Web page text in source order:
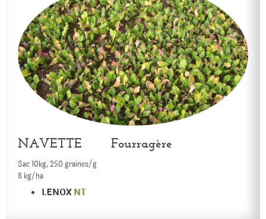
NAVETTE Fourragère
Sac 10kg, 250 graines/g
8 kg/ha
LENOX NT